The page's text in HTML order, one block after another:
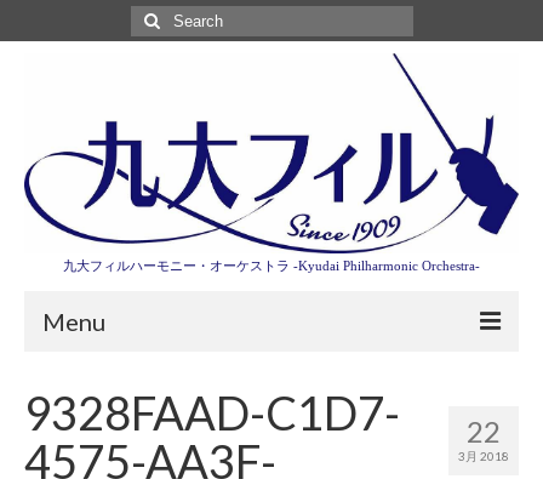
Search
for:
九大フィルハーモニー・オーケストラ -Kyudai Philharmonic Orchestra-
Menu
演奏会情報 22
3月 2018
9328FAAD-C1D7-
4575-AA3F-